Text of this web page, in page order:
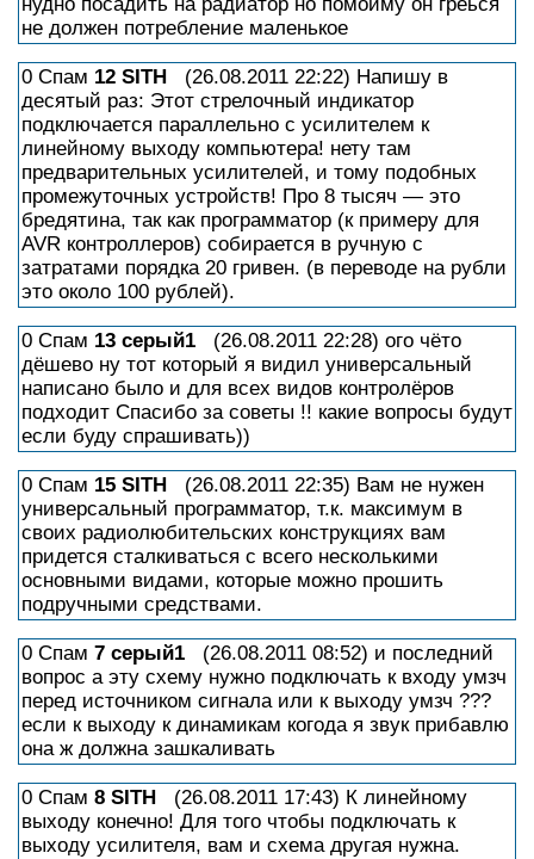
не должен потребление маленькое
0 Спам 12 SITH (26.08.2011 22:22) Напишу в
десятый раз: Этот стрелочный индикатор
подключается параллельно с усилителем к
линейному выходу компьютера! нету там
предварительных усилителей, и тому подобных
промежуточных устройств! Про 8 тысяч — это
бредятина, так как программатор (к примеру для
AVR контроллеров) собирается в ручную с
затратами порядка 20 гривен. (в переводе на рубли
это около 100 рублей).
0 Спам 13 серый1 (26.08.2011 22:28) ого чёто
дёшево ну тот который я видил универсальный
написано было и для всех видов контролёров
подходит Спасибо за советы !! какие вопросы будут
если буду спрашивать))
0 Спам 15 SITH (26.08.2011 22:35) Вам не нужен
универсальный программатор, т.к. максимум в
своих радиолюбительских конструкциях вам
придется сталкиваться с всего несколькими
основными видами, которые можно прошить
подручными средствами.
0 Спам 7 серый1 (26.08.2011 08:52) и последний
вопрос а эту схему нужно подключать к входу умзч
перед источником сигнала или к выходу умзч ???
если к выходу к динамикам когода я звук прибавлю
она ж должна зашкаливать
0 Спам 8 SITH (26.08.2011 17:43) К линейному
выходу конечно! Для того чтобы подключать к
выходу усилителя, вам и схема другая нужна.